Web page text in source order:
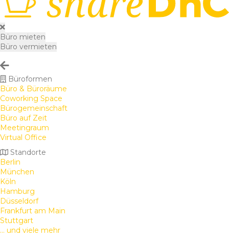
Büro mieten
Büro vermieten
Büroformen
Büro & Büroräume
Coworking Space
Bürogemeinschaft
Büro auf Zeit
Meetingraum
Virtual Office
Standorte
Berlin
München
Köln
Hamburg
Düsseldorf
Frankfurt am Main
Stuttgart
... und viele mehr